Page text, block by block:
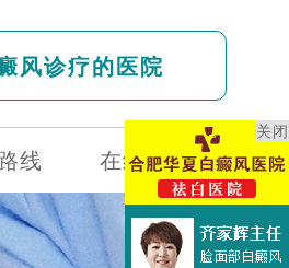
风诊疗的医院
线 在线问诊
关闭